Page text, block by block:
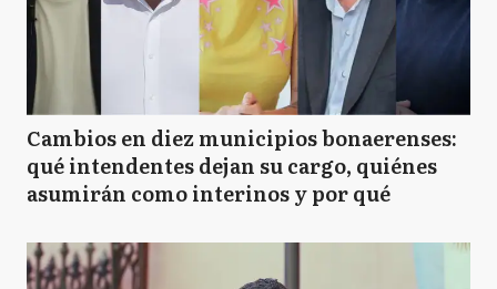
Cambios en diez municipios bonaerenses:
qué intendentes dejan su cargo, quiénes
asumirán como interinos y por qué